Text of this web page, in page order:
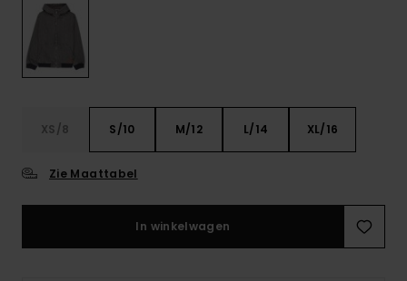
XS/8 S/10 M/12 L/14 XL/16
Zie Maattabel
In winkelwagen